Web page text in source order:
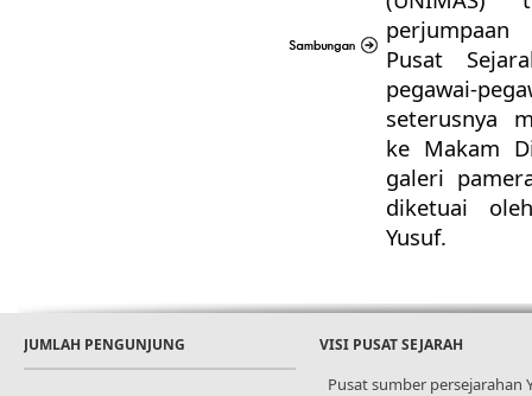
perjumpaan
Pusat
pegawai-
seterusnya
ke Makam
galeri
diketuai
Yusuf.​​
JUMLAH PENGUNJUNG VISI PUSAT SEJARAH
Pusat sumber persejarahan